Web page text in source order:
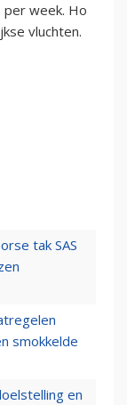
week. Ho
vluchten.
tak SAS
smokkelde
en